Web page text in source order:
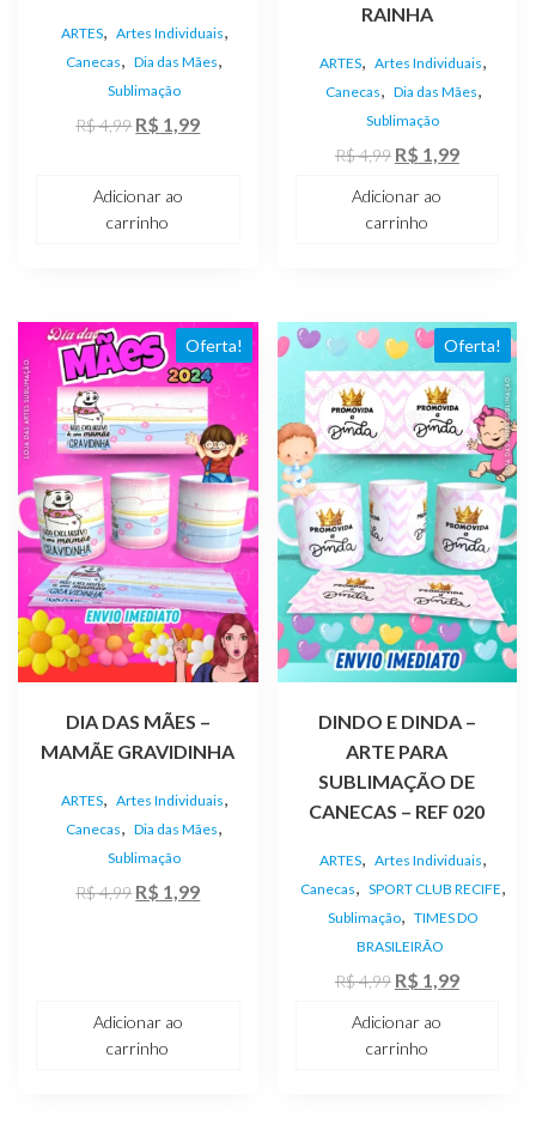
ARTES, Artes Individuais,
Canecas, Dia das Mães,
Sublimação
R$4,99 O
era:
R$ 1,99O
Adicionar ao
carrinho
RAINHA
ARTES, Artes Individuais,
Canecas, Dia das Mães,
Sublimação
R$4,99 O
original
R$ 1,99O
Adicionar ao
carrinho
Oferta!
DIA DAS MÃES –
MAMÃE GRAVIDINHA
ARTES, Artes Individuais,
Canecas, Dia das Mães,
Sublimação
R$4,99 O
R$ 1,99O
Adicionar ao
carrinho
Oferta!
DINDO E DINDA –
ARTE PARA
SUBLIMAÇÃO DE
CANECAS – REF 020
ARTES, Artes Individuais,
Canecas, SPORT CLUB RECIFE,
Sublimação, TIMES DO
BRASILEIRÃO
R$4,99 O
original
R$ 1,99O
Adicionar ao
carrinho